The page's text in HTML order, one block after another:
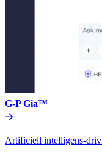
G-P Gia™​​
Artificiell intelligens-